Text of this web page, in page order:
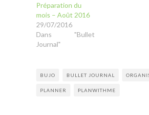
Préparation du
mois – Août 2016
29/07/2016
Dans "Bullet
Journal"
BUJO BULLET JOURNAL
PLANNER PLANWITHME